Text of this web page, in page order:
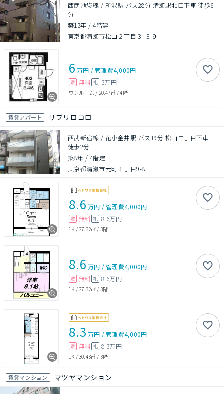
西武池袋線 / 所沢駅 バス28分 清瀬駅北口下車 徒歩6
分
築13年 /4階建
東京都清瀬市松山２丁目３-３９
6 万円 /管理費4,000円
敷 無料 礼 3万円
ワンルーム / 20.47㎡/4階
賃貸アパート リブリロコロ
西武新宿線 / 花小金井駅 バス19分 松山二丁目下車
徒歩2分
築8年 / 4階建
東京都清瀬市元町１丁目9-8
8.6 万円 /管理費4,000円
敷 無料 礼 8.6万円
1K /27.32㎡ / 3階
8.6 万円 /管理費4,000円
敷 無料 礼 8.6万円
1K / 27.32㎡ / 3階
8.3 万円 /管理費4,000円
敷 無料 礼 8.3万円
1K /30.43㎡ / 3階
賃貸マンション マツヤマンション